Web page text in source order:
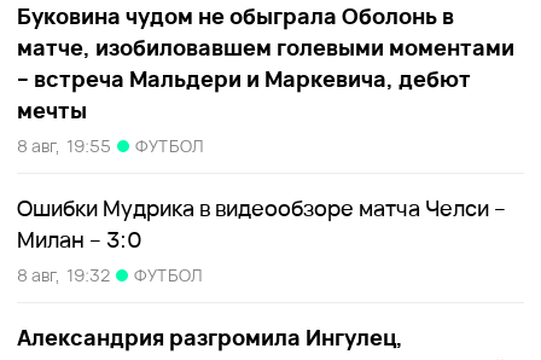
Буковина чудом не обыграла Оболонь в
матче, изобиловавшем голевыми моментами
– встреча Мальдери и Маркевича, дебют
мечты
8 авг, 19:55 ФУТБОЛ
Ошибки Мудрика в видеообзоре матча Челси –
Милан – 3:0
8 авг, 19:32 ФУТБОЛ
Александрия разгромила Ингулец,